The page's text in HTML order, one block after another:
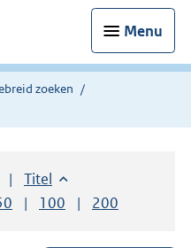
Menu
zoeken
Sorteer op:
Titel oplopend
paginaper pagina
resultaten per pagina
Toon
100 resultaten per
Toon
200